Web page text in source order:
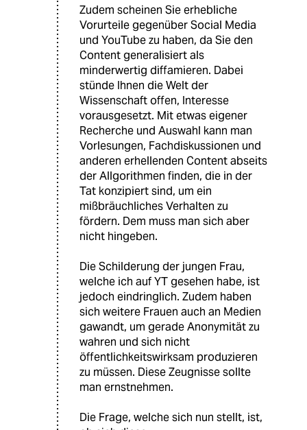
Zudem scheinen Sie erhebliche
Vorurteile gegenüber Social Media
und YouTube zu haben, da Sie den
Content generalisiert als
minderwertig diffamieren. Dabei
stünde Ihnen die Welt der
Wissenschaft offen, Interesse
vorausgesetzt. Mit etwas eigener
Recherche und Auswahl kann man
Vorlesungen, Fachdiskussionen und
anderen erhellenden Content abseits
der Allgorithmen finden, die in der
Tat konzipiert sind, um ein
mißbräuchliches Verhalten zu
fördern. Dem muss man sich aber
nicht hingeben.
Die Schilderung der jungen Frau,
welche ich auf YT gesehen habe, ist
jedoch eindringlich. Zudem haben
sich weitere Frauen auch an Medien
gawandt, um gerade Anonymität zu
wahren und sich nicht
öffentlichkeitswirksam produzieren
zu müssen. Diese Zeugnisse sollte
man ernstnehmen.
Die Frage, welche sich nun stellt, ist,